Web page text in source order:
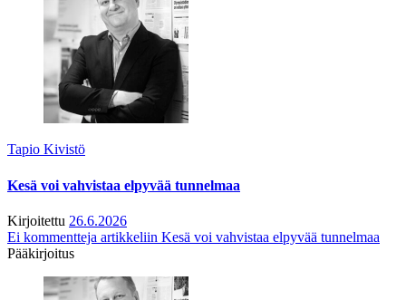
Tapio Kivistö
Kesä voi vahvistaa elpyvää tunnelmaa
Kirjoitettu 26.6.2026
Ei kommentteja artikkeliin Kesä voi vahvistaa elpyvää tunnelmaa
Pääkirjoitus